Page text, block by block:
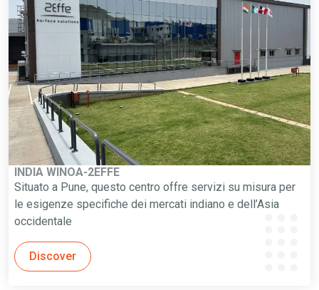
INDIA WINOA-2EFFE
Situato a Pune, questo centro offre servizi su misura per
le esigenze specifiche dei mercati indiano e dell’Asia
occidentale
Discover